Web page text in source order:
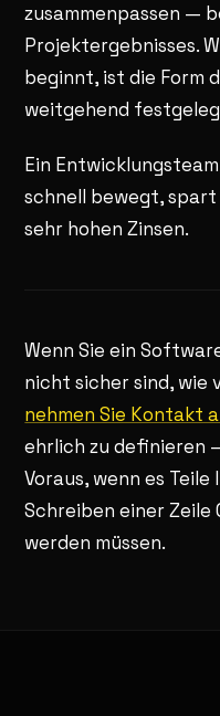
zusammenpassen —
Projektergebnisses.
beginnt, ist die Form
weitgehend
Ein
schnell bewegt,
sehr hohen Zinsen.
Wenn Sie ein
nicht sicher sind, wie
nehmen Sie Kontakt
ehrlich zu definieren
Voraus, wenn es
Schreiben einer
werden müssen.